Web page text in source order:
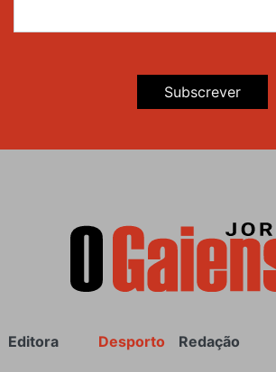
Subscrever
Rodapé Redação
Desporto
Editora